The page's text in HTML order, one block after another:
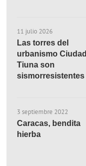
11 julio 2026
Las torres del
urbanismo Ciudad
Tiuna son
sismorresistentes
3 septiembre 2022
Caracas, bendita
hierba